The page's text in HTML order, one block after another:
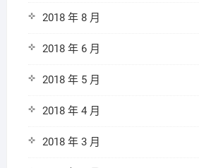
2018 年 8 月
2018 年 6 月
2018 年 5 月
2018 年 4 月
2018 年 3 月